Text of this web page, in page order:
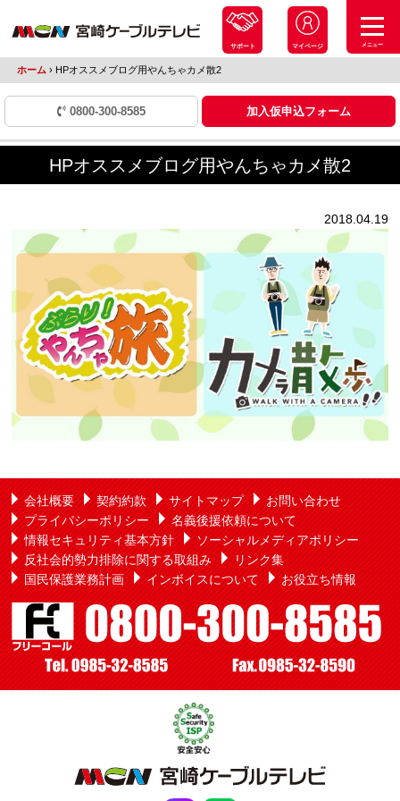
サポート マイページ メニュー
ホーム ›HPオススメブログ用やんちゃカメ散2
0800-300-8585 加入仮申込フォーム
HPオススメブログ用やんちゃカメ散2
2018.04.19
会社概要 契約約款 サイトマップ
お問い合わせ
プライバシーポリシー
名義後援依頼について
情報セキュリティ基本方針
ソーシャルメディアポリシー
反社会的勢力排除に関する取組み
リンク集
国民保護業務計画
インボイスについて お役立ち情報